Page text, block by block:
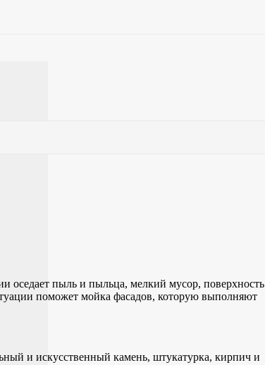
оседает пыль и пыльца, мелкий мусор, поверхность
поможет мойка фасадов, которую выполняют
и искусственный камень, штукатурка, кирпич и